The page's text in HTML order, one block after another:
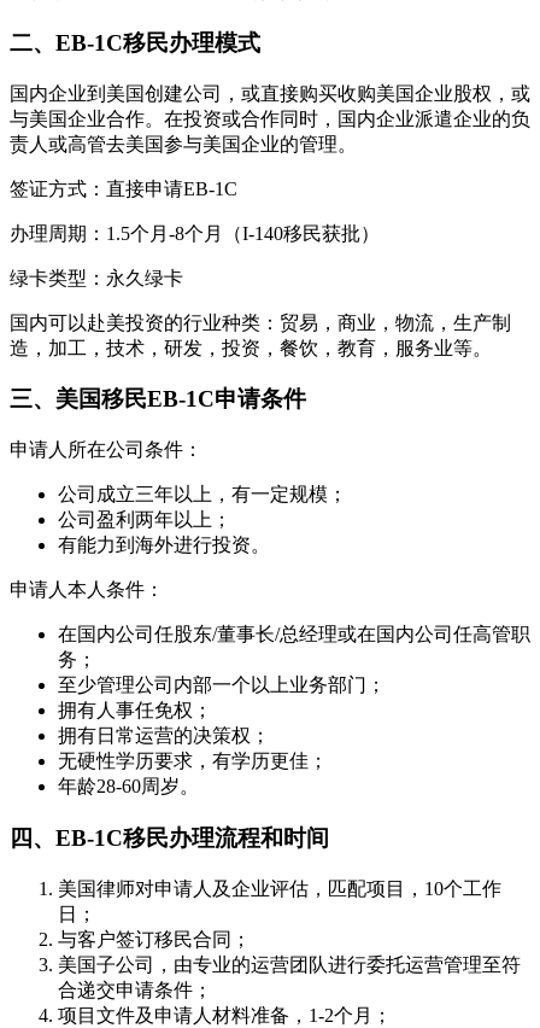
二、EB-1C移民办理模式
国内企业到美国创建公司，或直接购买收购美国企业股权，或
与美国企业合作。在投资或合作同时，国内企业派遣企业的负
责人或高管去美国参与美国企业的管理。
签证方式：直接申请EB-1C
办理周期：1.5个月-8个月（I-140移民获批）
绿卡类型：永久绿卡
国内可以赴美投资的行业种类：贸易，商业，物流，生产制
造，加工，技术，研发，投资，餐饮，教育，服务业等。
三、美国移民EB-1C申请条件
申请人所在公司条件：
公司成立三年以上，有一定规模；
公司盈利两年以上；
有能力到海外进行投资。
申请人本人条件：
在国内公司任股东/董事长/总经理或在国内公司任高管职
务；
至少管理公司内部一个以上业务部门；
拥有人事任免权；
拥有日常运营的决策权；
无硬性学历要求，有学历更佳；
年龄28-60周岁。
四、EB-1C移民办理流程和时间
美国律师对申请人及企业评估，匹配项目，10个工作
日；
与客户签订移民合同；
美国子公司，由专业的运营团队进行委托运营管理至符
合递交申请条件；
项目文件及申请人材料准备，1-2个月；